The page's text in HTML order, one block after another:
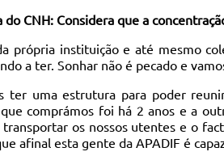
CNH: Considera que a
própria instituição e até mesmo
a ter. Sonhar não é pecado e
ter uma estrutura para poder
comprámos foi há 2 anos e a
os nossos utentes e o
afinal esta gente da APADIF é